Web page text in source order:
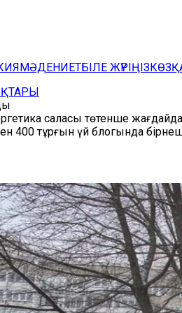
МӘДЕНИЕТБІЛЕ ЖҮРІҢІЗ
саласы төтенше жағдайда
400 тұрғын үй блогында